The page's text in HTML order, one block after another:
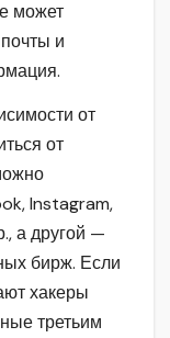
может
и
от
от
Instagram,
а другой —
бирж. Если
хакеры
третьим